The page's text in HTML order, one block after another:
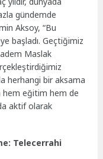
gündemde
Aksoy, “Bu
başladı. Geçtiğimiz
Maslak
herhangi bir aksama
hem eğitim hem de
aktif olarak
Telecerrahi